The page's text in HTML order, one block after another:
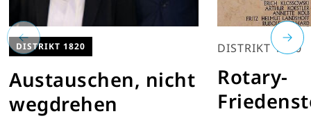
DISTRIKT 1820
Austauschen, nicht
wegdrehen
DISTRIKT 1810
Rotary-